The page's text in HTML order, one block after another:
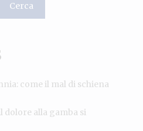
Cerca
come il mal di schiena
dolore alla gamba si